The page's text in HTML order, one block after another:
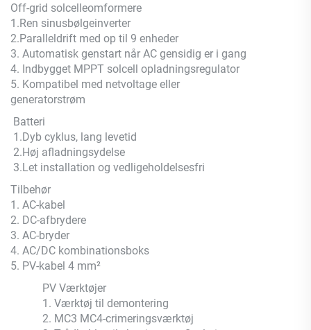
Off-grid solcelleomformere
1.Ren sinusbølgeinverter
2.Paralleldrift med op til 9 enheder
3. Automatisk genstart når AC gensidig er i gang
4. Indbygget MPPT solcell opladningsregulator
5. Kompatibel med netvoltage eller
generatorstrøm
Batteri
1.Dyb cyklus, lang levetid
2.Høj afladningsydelse
3.Let installation og vedligeholdelsesfri
Tilbehør
1. AC-kabel
2. DC-afbrydere
3. AC-bryder
4. AC/DC kombinationsboks
5. PV-kabel 4 mm²
PV Værktøjer
1. Værktøj til demontering
2. MC3 MC4-crimeringsværktøj